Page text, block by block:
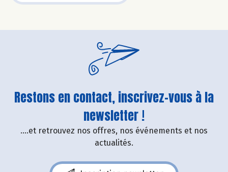
Restons en contact, inscrivez-vous à la
newsletter !
....et retrouvez nos offres, nos événements et nos
actualités.